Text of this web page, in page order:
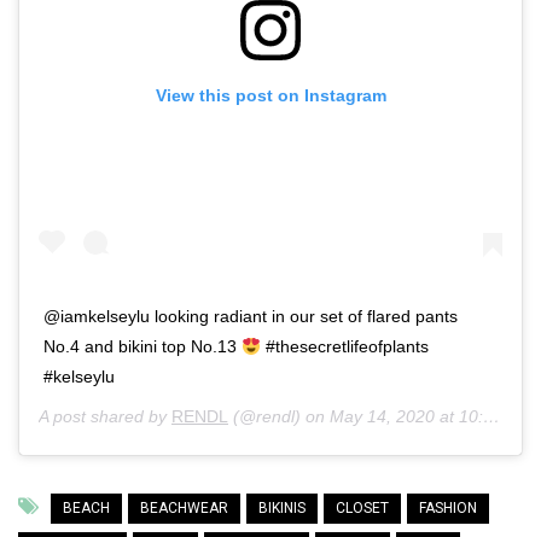
View this post on Instagram
@iamkelseylu looking radiant in our set of flared pants
No.4 and bikini top No.13
#thesecretlifeofplants
#kelseylu
A post shared by RENDL (@rendl) on May 14, 2020 at 10:29am PDT
BEACH BEACHWEAR BIKINIS CLOSET FASHION